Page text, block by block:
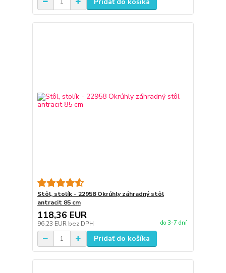
Stôl, stolík - 22958 Okrúhly záhradný stôl
antracit 85 cm
118,36 EUR
96,23 EUR bez DPH do 3-7 dní
Pridať do košíka